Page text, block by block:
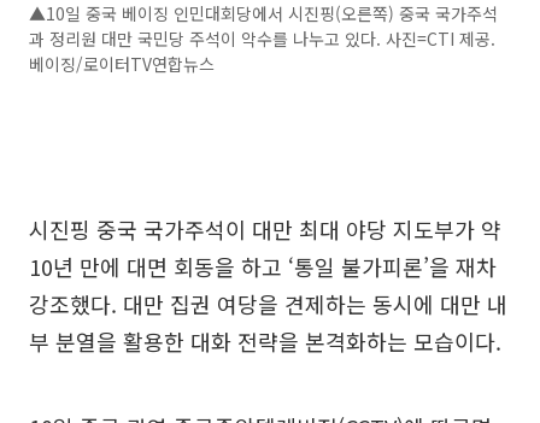
▲10일 중국 베이징 인민대회당에서 시진핑(오른쪽) 중국 국가주석
과 정리원 대만 국민당 주석이 악수를 나누고 있다. 사진=CTI 제공.
베이징/로이터TV연합뉴스
시진핑 중국 국가주석이 대만 최대 야당 지도부가 약
10년 만에 대면 회동을 하고 ‘통일 불가피론’을 재차
강조했다. 대만 집권 여당을 견제하는 동시에 대만 내
부 분열을 활용한 대화 전략을 본격화하는 모습이다.